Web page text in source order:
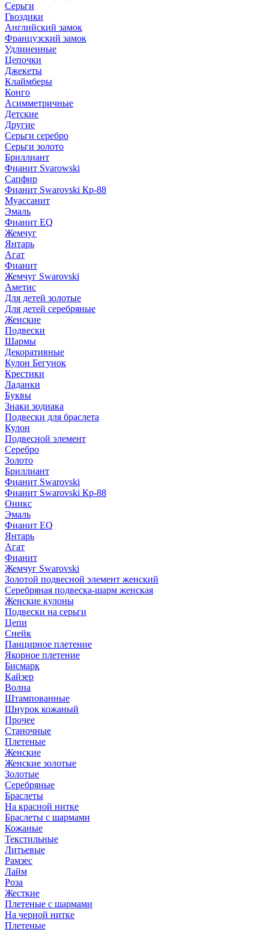
Серьги
Гвоздики
Английский замок
Французский замок
Удлиненные
Цепочки
Джекеты
Клаймберы
Конго
Асимметричные
Детские
Другие
Серьги серебро
Серьги золото
Бриллиант
Фианит Svarowski
Сапфир
Фианит Swarovski Кр-88
Муассанит
Эмаль
Фианит EQ
Жемчуг
Янтарь
Агат
Фианит
Жемчуг Swarovski
Аметис
Для детей золотые
Для детей серебряные
Женские
Подвески
Шармы
Декоративные
Кулон Бегунок
Крестики
Ладанки
Буквы
Знаки зодиака
Подвески для браслета
Кулон
Подвесной элемент
Серебро
Золото
Бриллиант
Фианит Swarovski
Фианит Swarovski Кр-88
Оникс
Эмаль
Фианит EQ
Янтарь
Агат
Фианит
Жемчуг Swarovski
Золотой подвесной элемент женcкий
Серебряная подвеска-шарм женская
Женские кулоны
Подвески на серьги
Цепи
Снейк
Панцирное плетение
Якорное плетение
Бисмарк
Кайзер
Волна
Штампованные
Шнурок кожаный
Прочее
Станочные
Плетеные
Женские
Женские золотые
Золотые
Серебряные
Браслеты
На красной нитке
Браслеты с шармами
Кожаные
Текстильные
Литьевые
Рамзес
Лайм
Роза
Жесткие
Плетеные с шармами
На черной нитке
Плетеные